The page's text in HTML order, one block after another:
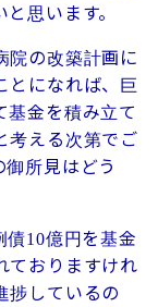
思います。
の改築計画に
とになれば、巨
基金を積み立て
考える次第でご
所見はどう
債10億円を基金
ておりますけれ
捗しているの